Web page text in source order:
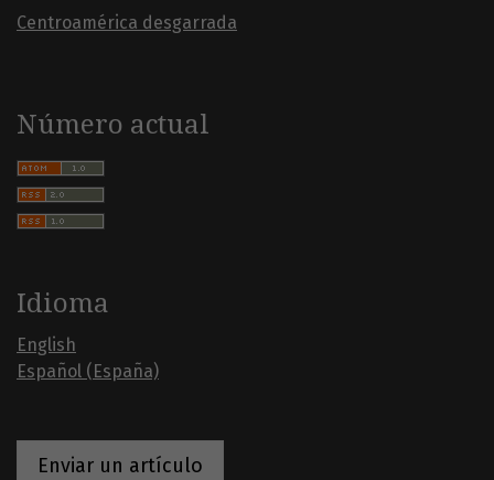
Centroamérica desgarrada
Número actual
Idioma
English
Español (España)
Enviar un artículo